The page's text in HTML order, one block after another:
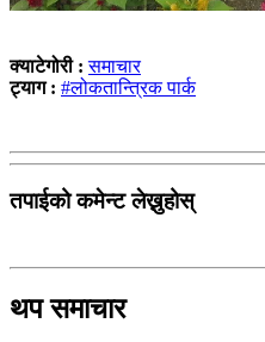
क्याटेगोरी :समाचार
ट्याग : #लोकतान्त्रिक पार्क
तपाईको कमेन्ट लेख्नुहोस्
थप समाचार